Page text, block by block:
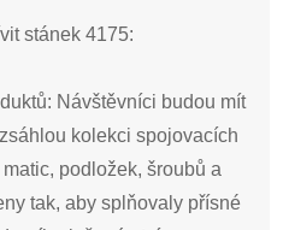
stánek 4175:
Návštěvníci budou mít
kolekci spojovacích
podložek, šroubů a
tak, aby splňovaly přísné